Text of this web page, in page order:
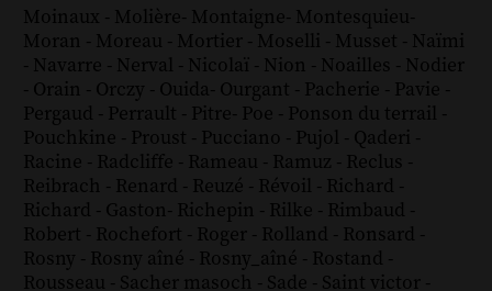
Moinaux - Molière- Montaigne- Montesquieu-
Moran - Moreau - Mortier - Moselli - Musset - Naïmi
- Navarre - Nerval - Nicolaï - Nion - Noailles - Nodier
- Orain - Orczy - Ouida- Ourgant - Pacherie - Pavie -
Pergaud - Perrault - Pitre- Poe - Ponson du terrail -
Pouchkine - Proust - Pucciano - Pujol - Qaderi -
Racine - Radcliffe - Rameau - Ramuz - Reclus -
Reibrach - Renard - Reuzé - Révoil - Richard -
Richard - Gaston- Richepin - Rilke - Rimbaud -
Robert - Rochefort - Roger - Rolland - Ronsard -
Rosny - Rosny aîné - Rosny_aîné - Rostand -
Rousseau - Sacher masoch - Sade - Saint victor -